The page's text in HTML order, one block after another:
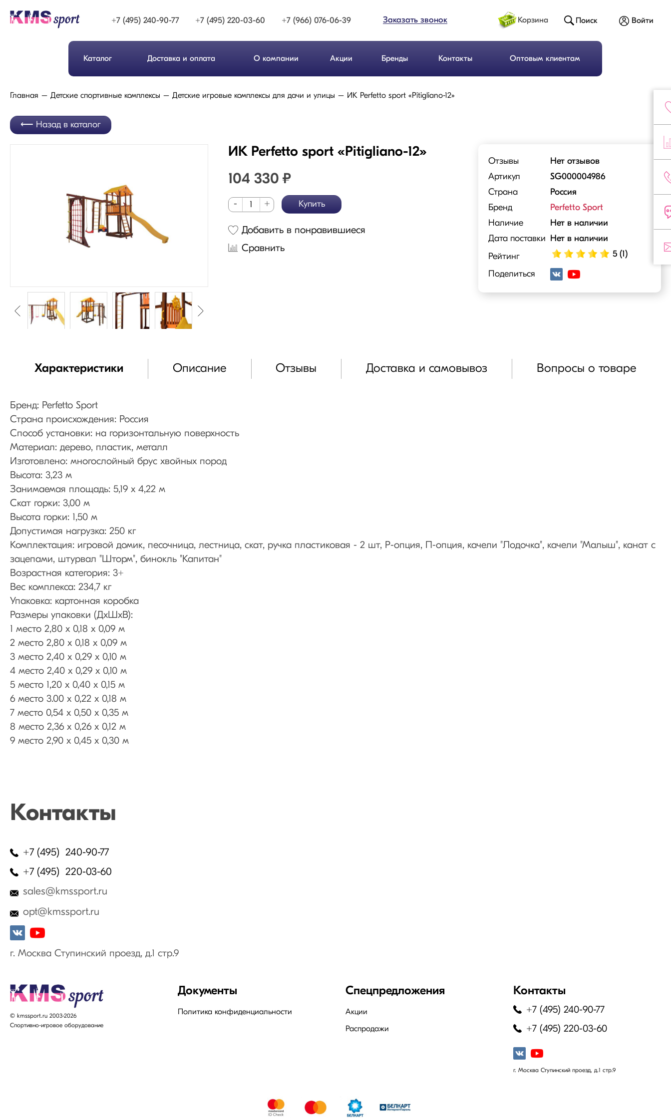
+7 (495) 240-90-77 +7 (495) 220-03-60 +7 (966) 076-06-39 Заказать звонок
Каталог Доставка и оплата О компании Акции Бренды Контакты Оптовым клиентам
Корзина Поиск Войти
Главная Детские спортивные комплексы Детские игровые комплексы для дачи и улицы ИК Perfetto sport «Pitigliano-12»
Назад в каталог
ИК Perfetto sport «Pitigliano-12»
104 330 ₽
- + Купить
Добавить в понравившиеся
Сравнить
Отзывы
Нет отзывов
Артикул
SG000004986
Страна
Россия
Бренд
Perfetto Sport
Наличие
Нет в наличии
Дата поставки Нет в наличии
Рейтинг
5 (1)
Поделиться
Характеристики Описание Отзывы Доставка и самовывоз Вопросы о товаре
Бренд: Perfetto Sport
Страна происхождения: Россия
Способ установки: на горизонтальную поверхность
Материал: дерево, пластик, металл
Изготовлено: многослойный брус хвойных пород
Высота: 3,23 м
Занимаемая площадь: 5,19 х 4,22 м
Скат горки: 3,00 м
Высота горки: 1,50 м
Допустимая нагрузка: 250 кг
Комплектация: игровой домик, песочница, лестница, скат, ручка пластиковая - 2 шт, Р-опция, П-опция, качели "Лодочка", качели "Малыш", канат с
зацепами, штурвал "Шторм", бинокль "Капитан"
Возрастная категория: 3+
Вес комплекса: 234,7 кг
Упаковка: картонная коробка
Размеры упаковки (ДхШхВ):
1 место 2,80 х 0,18 х 0,09 м
2 место 2,80 х 0,18 х 0,09 м
3 место 2,40 х 0,29 х 0,10 м
4 место 2,40 х 0,29 х 0,10 м
5 место 1,20 х 0,40 х 0,15 м
6 место 3.00 х 0,22 х 0,18 м
7 место 0,54 х 0,50 х 0,35 м
8 место 2,36 х 0,26 х 0,12 м
9 место 2,90 х 0,45 х 0,30 м
Контакты
+7 (495) 240-90-77
+7 (495) 220-03-60
sales@kmssport.ru
opt@kmssport.ru
г. Москва Ступинский проезд, д.1 стр.9
© kmssport.ru 2003-2026
Спортивно-игровое оборудование
Документы
Политика конфиденциальности
Спецпредложения
Акции
Распродажи
Контакты
+7 (495) 240-90-77
+7 (495) 220-03-60
г. Москва Ступинский проезд, д.1 стр.9